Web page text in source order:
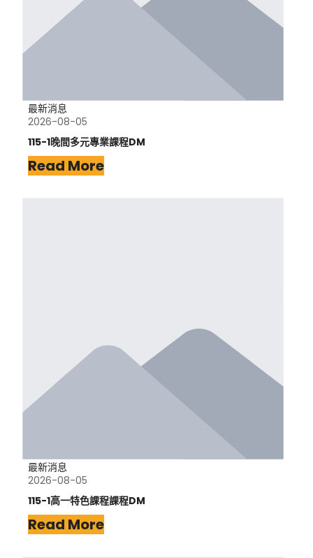
最新消息
2026-08-05
115-1晚間多元專業課程DM
Read More
最新消息
2026-08-05
115-1高一特色課程課程DM
Read More